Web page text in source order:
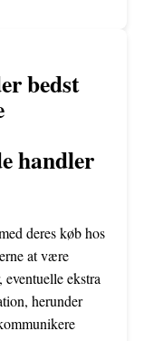
bedst
handler
deres køb hos
at være
ekstra
herunder